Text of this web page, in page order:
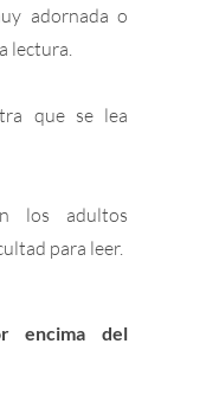
adornada o
lectura.
que se lea
los adultos
para leer.
encima del